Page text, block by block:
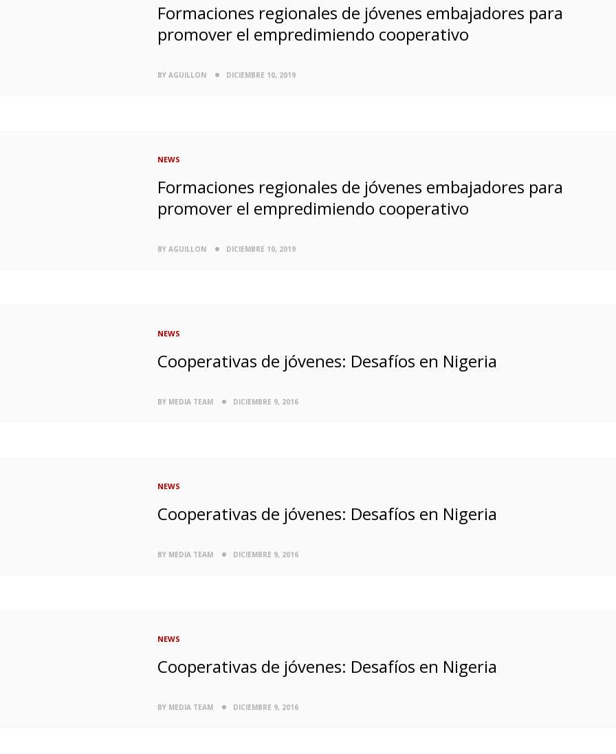
Formaciones regionales de jóvenes embajadores para
promover el empredimiendo cooperativo
BY AGUILLON DICIEMBRE 10, 2019
NEWS
Formaciones regionales de jóvenes embajadores para
promover el empredimiendo cooperativo
BY AGUILLON DICIEMBRE 10, 2019
NEWS
Cooperativas de jóvenes: Desafíos en Nigeria
BY MEDIA TEAM DICIEMBRE 9, 2016
NEWS
Cooperativas de jóvenes: Desafíos en Nigeria
BY MEDIA TEAM DICIEMBRE 9, 2016
NEWS
Cooperativas de jóvenes: Desafíos en Nigeria
BY MEDIA TEAM DICIEMBRE 9, 2016